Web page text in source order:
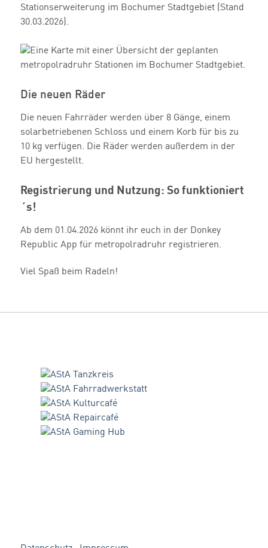
Stationserweiterung im Bochumer Stadtgebiet (Stand
30.03.2026).
Die neuen Räder
Die neuen Fahrräder werden über 8 Gänge, einem
solarbetriebenen Schloss und einem Korb für bis zu
10 kg verfügen. Die Räder werden außerdem in der
EU hergestellt.
Registrierung und Nutzung: So funktioniert
´s!
Ab dem 01.04.2026 könnt ihr euch in der Donkey
Republic App für metropolradruhr registrieren.
Viel Spaß beim Radeln!